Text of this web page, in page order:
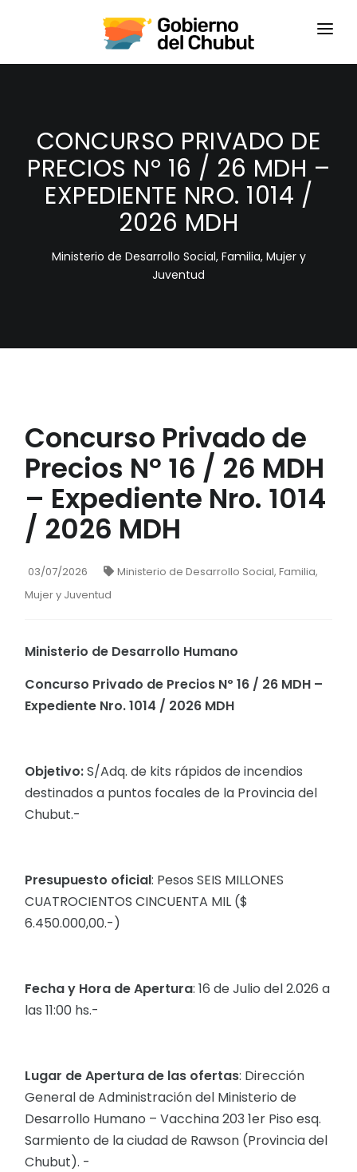
HOME
CONCURSO PRIVADO DE
PRECIOS Nº 16 / 26 MDH –
EXPEDIENTE NRO. 1014 /
2026 MDH
Ministerio de Desarrollo Social, Familia, Mujer y
Juventud
Concurso Privado de
Precios Nº 16 / 26 MDH
– Expediente Nro. 1014
/ 2026 MDH
03/07/2026
Ministerio de Desarrollo Social, Familia,
Mujer y Juventud
Ministerio de Desarrollo Humano
Concurso Privado de Precios Nº 16 / 26 MDH –
Expediente Nro. 1014 / 2026 MDH
Objetivo:S/Adq. de kits rápidos de incendios
destinados a puntos focales de la Provincia del
Chubut.-
Presupuesto oficial: Pesos SEIS MILLONES
CUATROCIENTOS CINCUENTA MIL ($
6.450.000,00.-)
Fecha y Hora de Apertura: 16 de Julio del 2.026 a
las 11:00 hs.-
Lugar de Apertura de las ofertas: Dirección
General de Administración del Ministerio de
Desarrollo Humano – Vacchina 203 1er Piso esq.
Sarmiento de la ciudad de Rawson (Provincia del
Chubut). -